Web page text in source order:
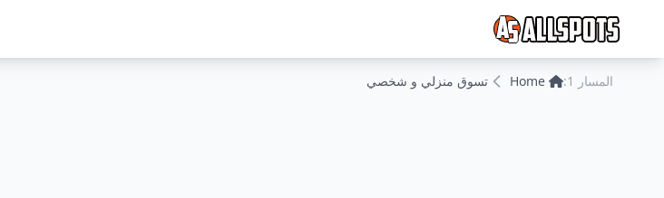
المسار 1: Home تسوق منزلي و شخصي